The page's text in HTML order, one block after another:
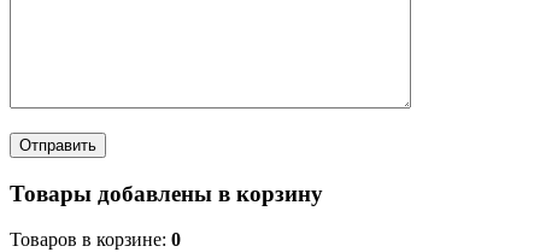
Товары добавлены в корзину
Товаров в корзине: 0